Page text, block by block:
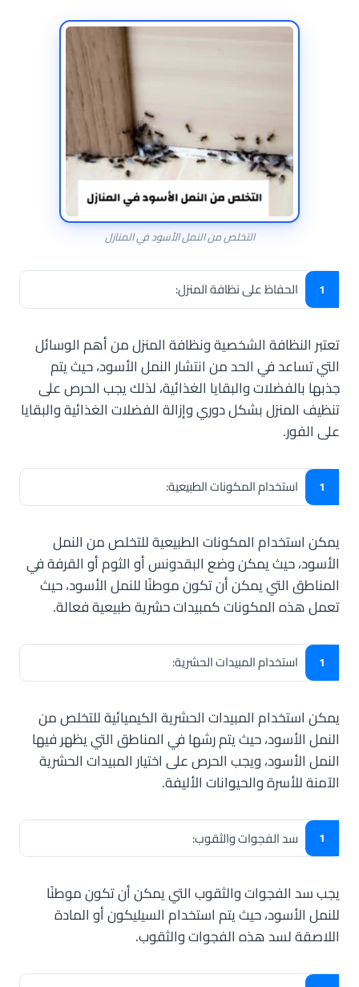
التخلص من النمل الأسود في المنازل
الحفاظ على نظافة المنزل:
تعتبر النظافة الشخصية ونظافة المنزل من أهم الوسائل
التي تساعد في الحد من انتشار النمل الأسود، حيث يتم
جذبها بالفضلات والبقايا الغذائية، لذلك يجب الحرص على
تنظيف المنزل بشكل دوري وإزالة الفضلات الغذائية والبقايا
على الفور.
استخدام المكونات الطبيعية:
يمكن استخدام المكونات الطبيعية للتخلص من النمل
الأسود، حيث يمكن وضع البقدونس أو الثوم أو القرفة في
المناطق التي يمكن أن تكون موطنًا للنمل الأسود، حيث
تعمل هذه المكونات كمبيدات حشرية طبيعية فعالة.
استخدام المبيدات الحشرية:
يمكن استخدام المبيدات الحشرية الكيميائية للتخلص من
النمل الأسود، حيث يتم رشها في المناطق التي يظهر فيها
النمل الأسود، ويجب الحرص على اختيار المبيدات الحشرية
الآمنة للأسرة والحيوانات الأليفة.
سد الفجوات والثقوب:
يجب سد الفجوات والثقوب التي يمكن أن تكون موطنًا
للنمل الأسود، حيث يتم استخدام السيليكون أو المادة
اللاصقة لسد هذه الفجوات والثقوب.